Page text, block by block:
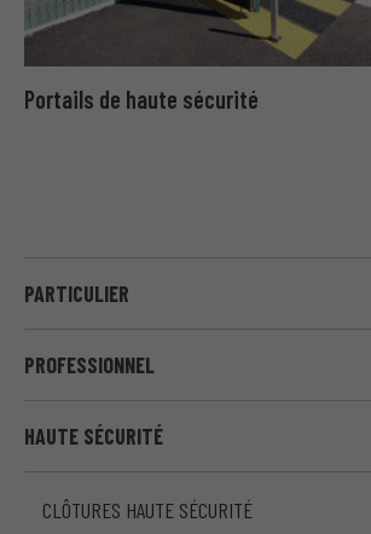
PARTICULIER
PROFESSIONNEL
HAUTE SÉCURITÉ
CLÔTURES HAUTE SÉCURITÉ
Portails de haute sécurité